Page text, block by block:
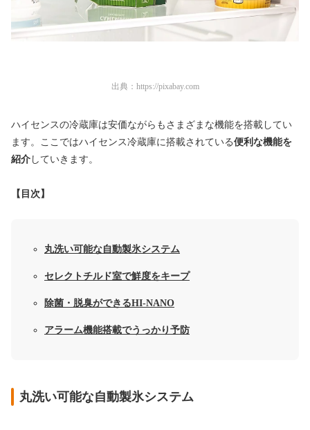
出典： https://pixabay.com
ハイセンスの冷蔵庫は安価ながらもさまざまな機能を搭載してい
ます。ここではハイセンス冷蔵庫に搭載されている便利な機能を
紹介 していきます。
【目次】
丸洗い可能な自動製氷システム
セレクトチルド室で鮮度をキープ
除菌・脱臭ができるHI-NANO
アラーム機能搭載でうっかり予防
丸洗い可能な自動製氷システム